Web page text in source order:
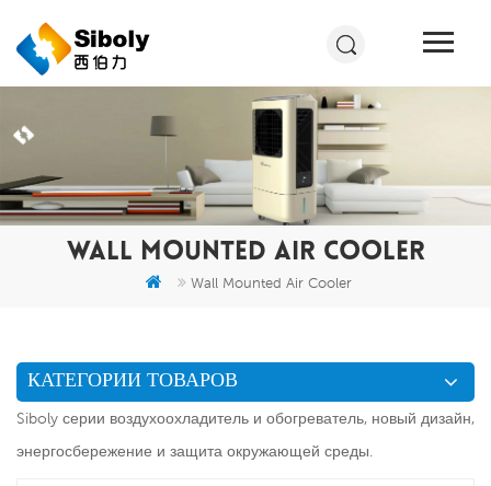
WALL MOUNTED AIR COOLER
Wall Mounted Air Cooler
КАТЕГОРИИ ТОВАРОВ
Siboly серии воздухоохладитель и обогреватель, новый дизайн,
энергосбережение и защита окружающей среды.